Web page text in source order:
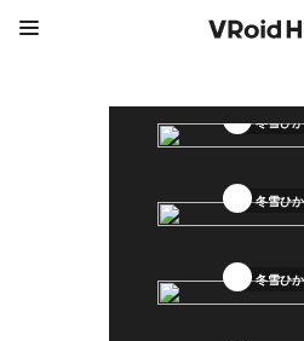
冬雪ひ
冬雪ひ
冬雪ひ